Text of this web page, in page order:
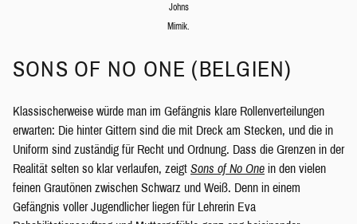
Johns
Mimik.
SONS OF NO ONE (BELGIEN)
Klassischerweise würde man im Gefängnis klare Rollenverteilungen
erwarten: Die hinter Gittern sind die mit Dreck am Stecken, und die in
Uniform sind zuständig für Recht und Ordnung. Dass die Grenzen in der
Realität selten so klar verlaufen, zeigt Sons of No One in den vielen
feinen Grautönen zwischen Schwarz und Weiß. Denn in einem
Gefängnis voller Jugendlicher liegen für Lehrerin Eva